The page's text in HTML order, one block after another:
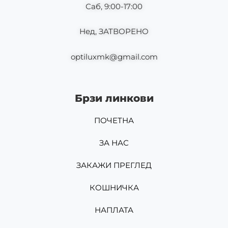
Саб, 9:00-17:00
Нед, ЗАТВОРЕНО
optiluxmk@gmail.com
Брзи линкови
ПОЧЕТНА
ЗА НАС
ЗАКАЖИ ПРЕГЛЕД
КОШНИЧКА
НАПЛАТА